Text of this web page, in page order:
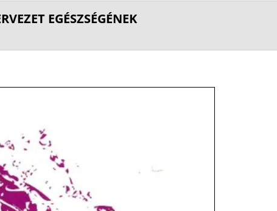
EGÉSZSÉGÉNEK